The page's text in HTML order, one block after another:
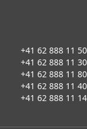
+41 62 888 11 50
+41 62 888 11 30
+41 62 888 11 80
+41 62 888 11 40
+41 62 888 11 14